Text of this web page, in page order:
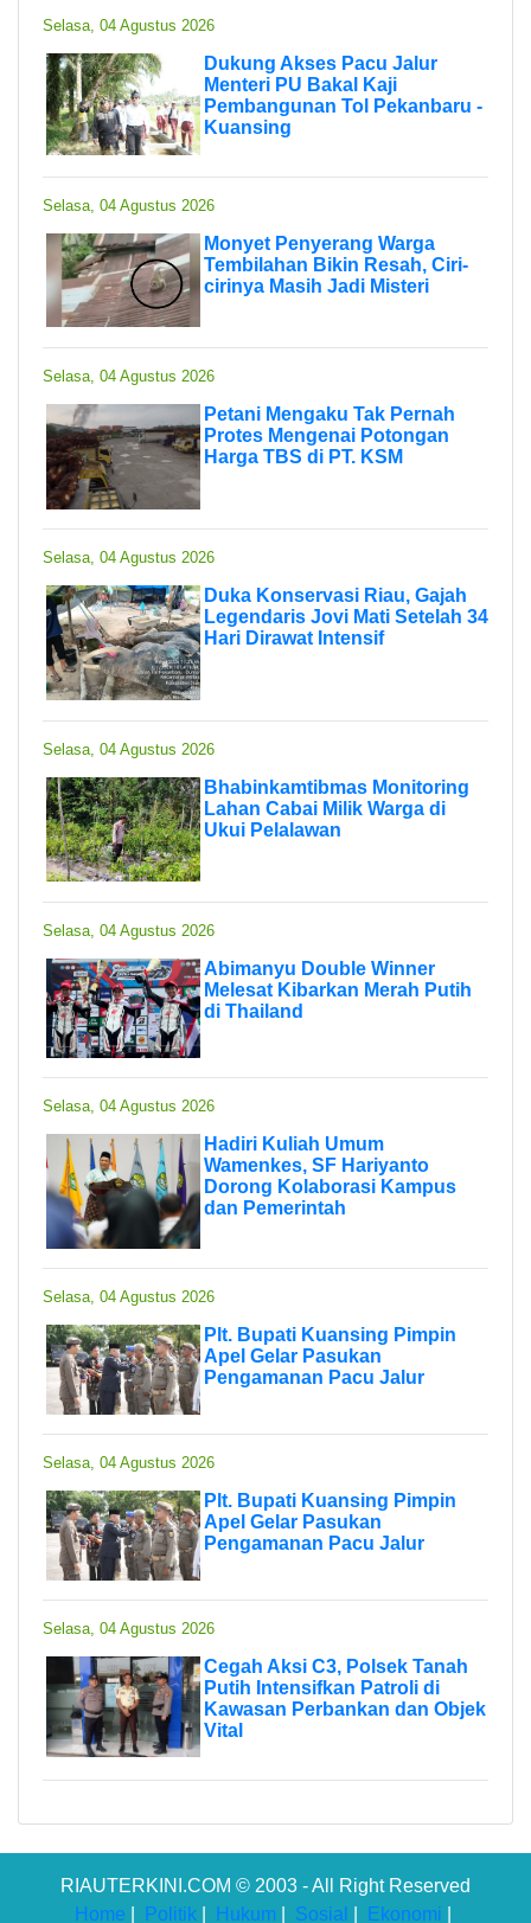
Selasa, 04 Agustus 2026
Dukung Akses Pacu Jalur
Menteri PU Bakal Kaji
Pembangunan Tol Pekanbaru -
Kuansing
Selasa, 04 Agustus 2026
Monyet Penyerang Warga
Tembilahan Bikin Resah, Ciri-
cirinya Masih Jadi Misteri
Selasa, 04 Agustus 2026
Petani Mengaku Tak Pernah
Protes Mengenai Potongan
Harga TBS di PT. KSM
Selasa, 04 Agustus 2026
Duka Konservasi Riau, Gajah
Legendaris Jovi Mati Setelah 34
Hari Dirawat Intensif
Selasa, 04 Agustus 2026
Bhabinkamtibmas Monitoring
Lahan Cabai Milik Warga di
Ukui Pelalawan
Selasa, 04 Agustus 2026
Abimanyu Double Winner
Melesat Kibarkan Merah Putih
di Thailand
Selasa, 04 Agustus 2026
Hadiri Kuliah Umum
Wamenkes, SF Hariyanto
Dorong Kolaborasi Kampus
dan Pemerintah
Selasa, 04 Agustus 2026
Plt. Bupati Kuansing Pimpin
Apel Gelar Pasukan
Pengamanan Pacu Jalur
Selasa, 04 Agustus 2026
Plt. Bupati Kuansing Pimpin
Apel Gelar Pasukan
Pengamanan Pacu Jalur
Selasa, 04 Agustus 2026
Cegah Aksi C3, Polsek Tanah
Putih Intensifkan Patroli di
Kawasan Perbankan dan Objek
Vital
RIAUTERKINI.COM © 2003 - All Right Reserved
Home
Politik Hukum Sosial Ekonomi